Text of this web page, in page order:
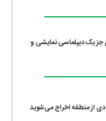
یک دیپلماسی نمایشی و
از منطقه اخراج می‌شوید